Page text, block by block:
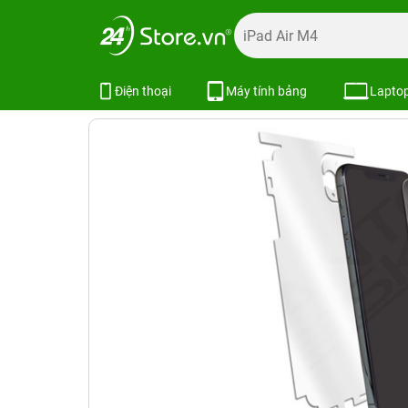
Điện thoại Máy tính bảng
Trang chủ Dán cường lực